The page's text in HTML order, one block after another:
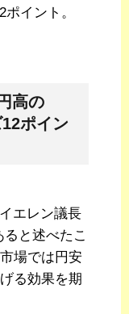
イント。
高の
ポイン
エレン議長
と述べたこ
場では円安
る効果を期